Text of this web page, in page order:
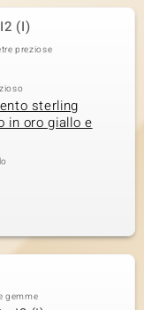
(I)
preziose
sterling
in oro giallo e
gemme